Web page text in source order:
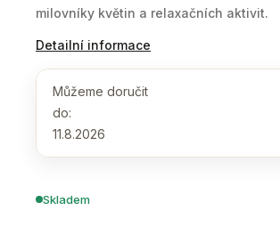
Skladem
Můžeme doručit
do:
11.8.2026
milovníky květin a relaxačních aktivit.
Detailní informace